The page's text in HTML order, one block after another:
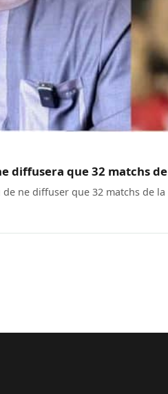
diffusera que 32 matchs
ne diffuser que 32 matchs de la